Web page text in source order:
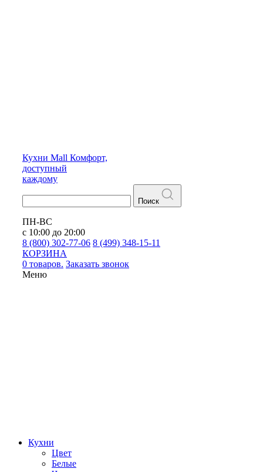
Кухни Mall Комфорт,
доступный
каждому
Поиск
ПН-ВС
с 10:00 до 20:00
8 (800) 302-77-06 8 (499) 348-15-11
КОРЗИНА
0 товаров. Заказать звонок
Меню
Кухни
Цвет
Белые